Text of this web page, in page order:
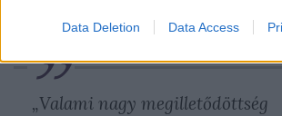
Data Deletion Data Access
Digitális Képkönyvtároldalán.
„Valami nagy megilletődöttség